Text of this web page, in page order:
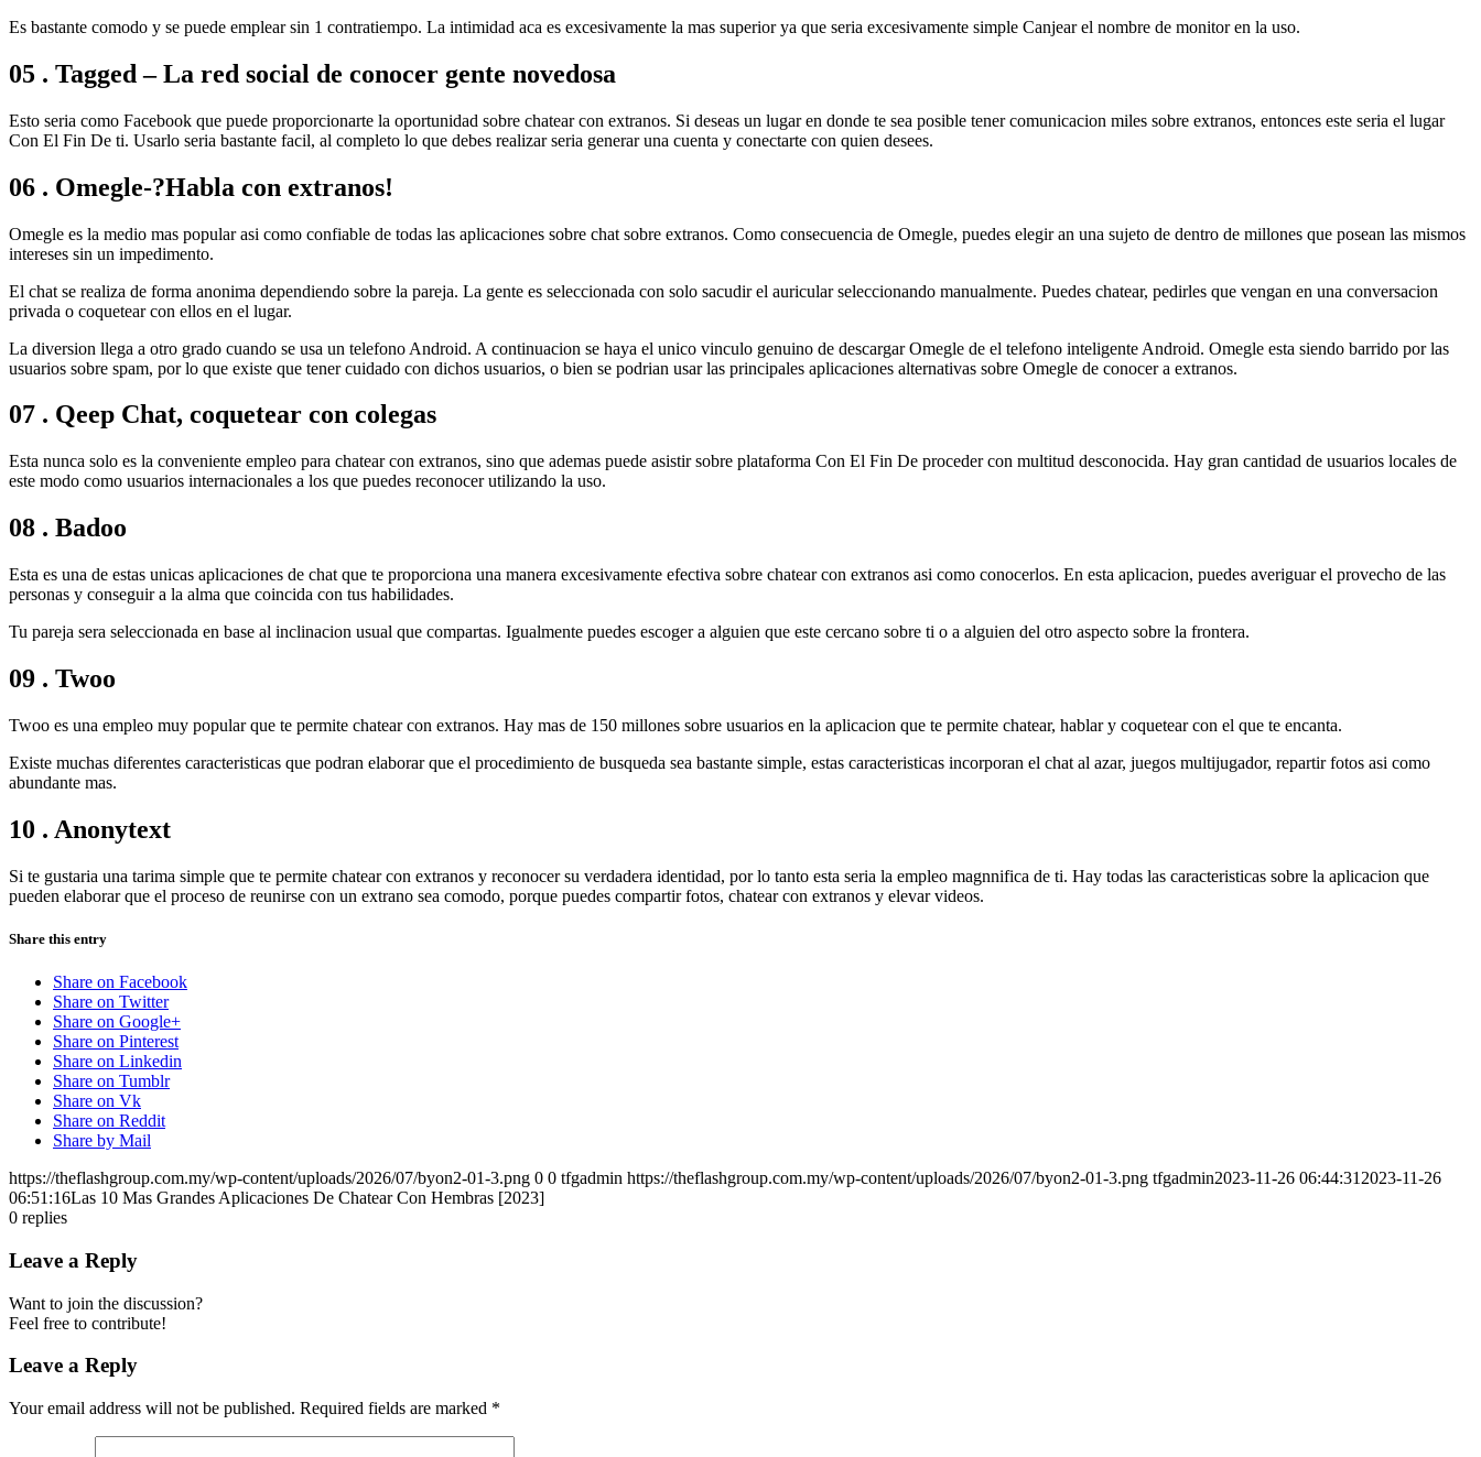
Es bastante comodo y se puede emplear sin 1 contratiempo. La intimidad aca es excesivamente la mas superior ya que seri­a excesivamente simple Canjear el nombre de monitor en la uso.
05 . Tagged – La red social de conocer gente novedosa
Esto seri­a como Facebook que puede proporcionarte la oportunidad sobre chatear con extranos. Si deseas un lugar en donde te sea posible tener comunicacion miles sobre extranos, entonces este seri­a el lugar
Con El Fin De ti. Usarlo seri­a bastante facil, al completo lo que debes realizar seri­a generar una cuenta y conectarte con quien desees.
06 . Omegle-?Habla con extranos!
Omegle es la medio mas popular asi­ como confiable de todas las aplicaciones sobre chat sobre extranos. Como consecuencia de Omegle, puedes elegir an una sujeto de dentro de millones que posean las mismos
intereses sin un impedimento.
El chat se realiza de forma anonima dependiendo sobre la pareja. La gente es seleccionada con solo sacudir el auricular seleccionando manualmente. Puedes chatear, pedirles que vengan en una conversacion
privada o coquetear con ellos en el lugar.
La diversion llega a otro grado cuando se usa un telefono Android. A continuacion se haya el unico vinculo genuino de descargar Omegle de el telefono inteligente Android. Omegle esta siendo barrido por las
usuarios sobre spam, por lo que existe que tener cuidado con dichos usuarios, o bien se podri­an usar las principales aplicaciones alternativas sobre Omegle de conocer a extranos.
07 . Qeep Chat, coquetear con colegas
Esta nunca solo es la conveniente empleo para chatear con extranos, sino que ademas puede asistir sobre plataforma Con El Fin De proceder con multitud desconocida. Hay gran cantidad de usuarios locales de
este modo como usuarios internacionales a los que puedes reconocer utilizando la uso.
08 . Badoo
Esta es una de estas unicas aplicaciones de chat que te proporciona una manera excesivamente efectiva sobre chatear con extranos asi­ como conocerlos. En esta aplicacion, puedes averiguar el provecho de las
personas y conseguir a la alma que coincida con tus habilidades.
Tu pareja sera seleccionada en base al inclinacion usual que compartas. Igualmente puedes escoger a alguien que este cercano sobre ti o a alguien del otro aspecto sobre la frontera.
09 . Twoo
Twoo es una empleo muy popular que te permite chatear con extranos. Hay mas de 150 millones sobre usuarios en la aplicacion que te permite chatear, hablar y coquetear con el que te encanta.
Existe muchas diferentes caracteristicas que podran elaborar que el procedimiento de busqueda sea bastante simple, estas caracteristicas incorporan el chat al azar, juegos multijugador, repartir fotos asi­ como
abundante mas.
10 . Anonytext
Si te gustaria una tarima simple que te permite chatear con extranos y reconocer su verdadera identidad, por lo tanto esta seri­a la empleo magnnifica de ti. Hay todas las caracteristicas sobre la aplicacion que
pueden elaborar que el proceso de reunirse con un extrano sea comodo, porque puedes compartir fotos, chatear con extranos y elevar videos.
Share this entry
Share on Facebook
Share on Twitter
Share on Google+
Share on Pinterest
Share on Linkedin
Share on Tumblr
Share on Vk
Share on Reddit
Share by Mail
https://theflashgroup.com.my/wp-content/uploads/2026/07/byon2-01-3.png 0 0 tfgadmin https://theflashgroup.com.my/wp-content/uploads/2026/07/byon2-01-3.png tfgadmin2023-11-26 06:44:31 2023-11-26
06:51:16Las 10 Mas Grandes Aplicaciones De Chatear Con Hembras [2023]
0 replies
Leave a Reply
Want to join the discussion?
Feel free to contribute!
Leave a Reply
Your email address will not be published. Required fields are marked *